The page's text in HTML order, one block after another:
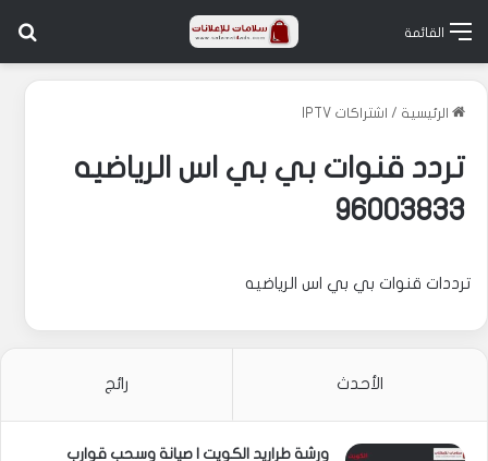
القائمة
الرئيسية / اشتراكات IPTV
تردد قنوات بي بي اس الرياضيه
96003833
ترددات قنوات بي بي اس الرياضيه
الأحدث رائج
ورشة طراريد الكويت | صيانة وسحب قوارب